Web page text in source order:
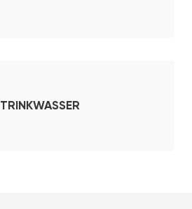
TRINKWASSER